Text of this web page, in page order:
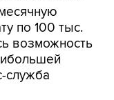
по 100 тыс.
возможность
служба